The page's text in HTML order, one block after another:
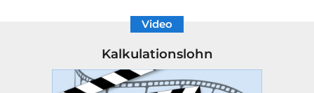
Video
Kalkulationslohn